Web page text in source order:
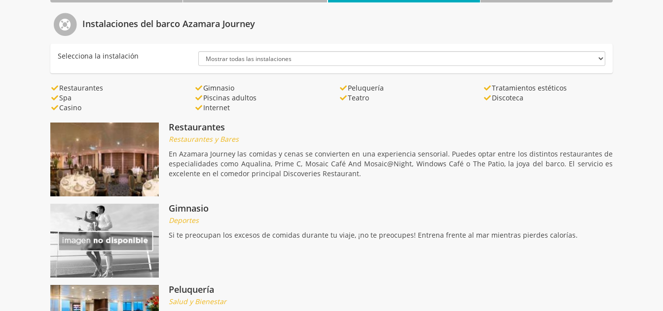
Instalaciones del barco Azamara Journey
Selecciona la instalación
Restaurantes Gimnasio Peluquería
Tratamientos estéticos
Spa
Piscinas adultos Teatro
Discoteca
Casino
Internet
Restaurantes
Restaurantes y Bares
En Azamara Journey las comidas y cenas se convierten en una experiencia sensorial. Puedes optar entre los distintos restaurantes de
especialidades como Aqualina, Prime C, Mosaic Café And Mosaic@Night, Windows Café o The Patio, la joya del barco. El servicio es
excelente en el comedor principal Discoveries Restaurant.
Gimnasio
Deportes
Si te preocupan los excesos de comidas durante tu viaje, ¡no te preocupes! Entrena frente al mar mientras pierdes calorías.
Peluquería
Salud y Bienestar